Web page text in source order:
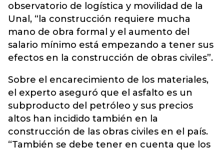
observatorio de logística y movilidad de la
Unal, “la construcción requiere mucha
mano de obra formal y el aumento del
salario mínimo está empezando a tener sus
efectos en la construcción de obras civiles”.
Sobre el encarecimiento de los materiales,
el experto aseguró que el asfalto es un
subproducto del petróleo y sus precios
altos han incidido también en la
construcción de las obras civiles en el país.
“También se debe tener en cuenta que los